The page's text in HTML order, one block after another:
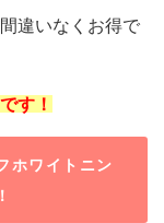
違いなくお得で
す！
ホワイトニン